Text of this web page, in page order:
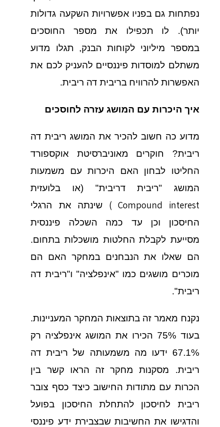
נפתחות גם בפניו אפשרויות השקעה גדולות
יותר). לו תכפילו את מספר החוסכים
במספר מיליוני לקוחות הבנק, תגלו מדוע
משתלם למוסדות פיננסיים להעניק לכם את
האפשרות להרוויח בריבית דה ריבית.
איך היכרות עם המושג עזרה לחוסכים
מדוע כה חשוב להכיר את המושג ריבית דה
ריבית? חוקרים מאוניברסיטת אוקספורד
החליטו לבחון האם היכרות עם משמעות
המושג "ריבית דריבית" (או בלועזית
Compound interest
( שינתה את הרגלי
החיסכון וכן עד כמה השכלה פיננסית
מסייעת לקבלת החלטות מושכלות בתחום.
הם שאלו את הנבחנים במחקר האם הם
מוכרים מושגים כמו "אינפלציה" ו"ריבית דה
ריבית".
נקנח מאמר זה בתוצאות המחקר המעניינות.
בעוד 75% הכירו את המושג אינפלציה רק
67.1% ידעו מה משמעותה של ריבית דה
ריבית. מסקנות מחקר זה הראו קשר בין
הכרות עם מתודות החישוב כיצד כסף צובר
ריבית לחיסכון להתחלת החיסכון בפועל
והדגישו את החשיבות שבצבירת ידע פיננסי